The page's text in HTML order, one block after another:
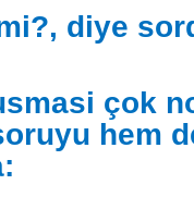
diye
çok
hem